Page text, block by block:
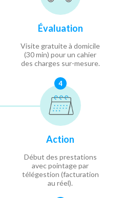
Évaluation
Visite gratuite à domicile
(30 min) pour un cahier
des charges sur-mesure.
4
Action
Début des prestations
avec pointage par
télégestion (facturation
au réel).